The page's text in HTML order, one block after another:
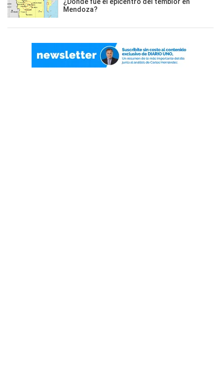
Mendoza?